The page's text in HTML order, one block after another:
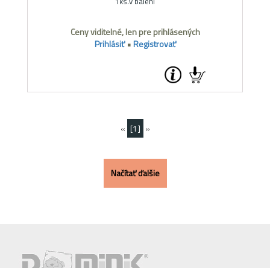
Ceny viditelné, len pre prihlásených
Prihlásiť•Registrovať
« [1] »
Načítať ďalšie